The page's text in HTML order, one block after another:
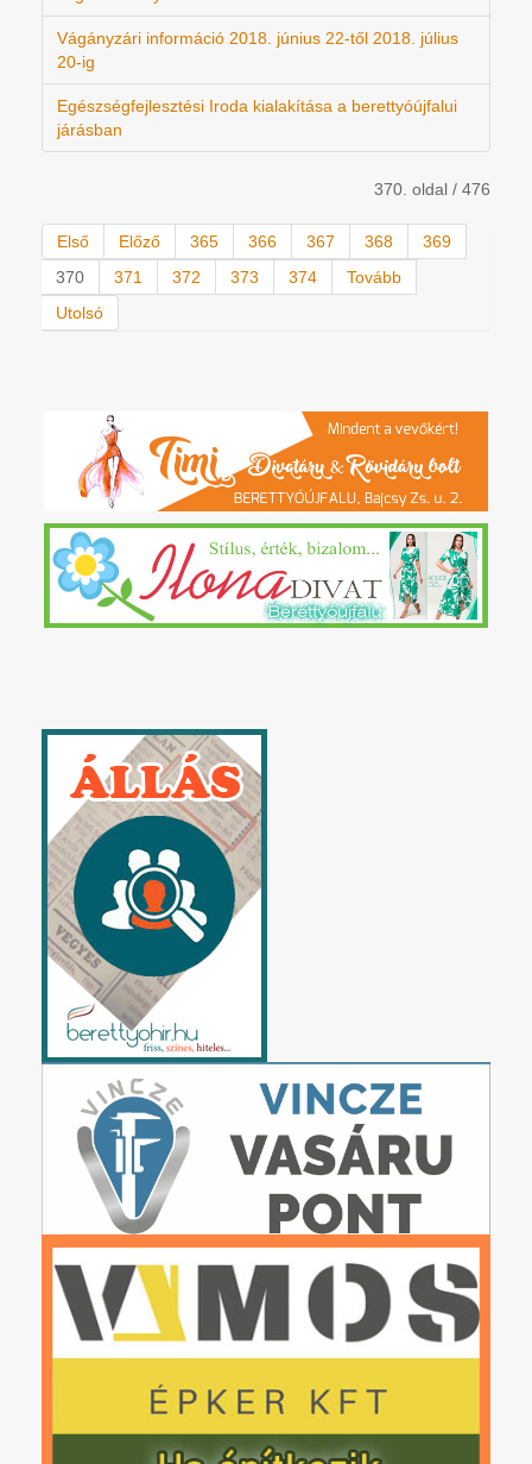
Vágányzári információ 2018. június 22-től 2018. július
20-ig
Egészségfejlesztési Iroda kialakítása a berettyóújfalui
járásban
370. oldal / 476
Első Előző 365 366 367 368
369
370
371 372 373 374
Tovább
Utolsó